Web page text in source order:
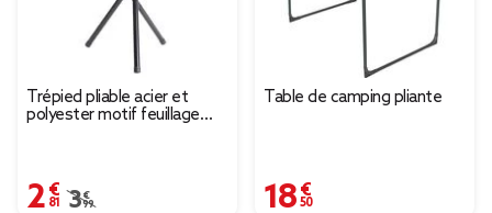
Trépied pliable acier et
polyester motif feuillage
2,81 €
Prix remisé de 3,99 € à 2,81 €
3,99 €
Table de camping pliante
18,50 €